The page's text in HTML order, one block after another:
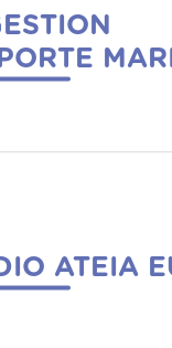
ATEIA